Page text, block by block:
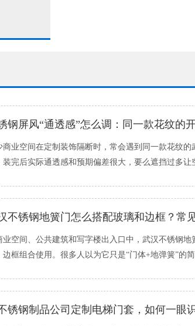
空间在定制装饰隔断时，常会遇到同一款花纹的
装完后实际通透感和预期偏差很大，要么遮挡过多让
不锈钢地簧门怎么搭配玻璃和边框？常
间、公共建筑和写字楼出入口中，武汉不锈钢地
边框组合使用。很多人以为它只是“门体+地弹簧”的